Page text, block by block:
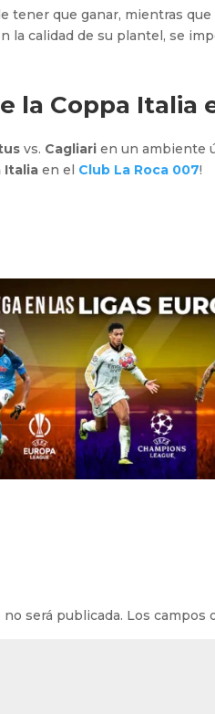
tener que ganar, mientras que
la calidad de su plantel, se
la Coppa Italia
vs. Cagliarien un ambiente
Italia en el Club La Roca 007!
será publicada. Los campos